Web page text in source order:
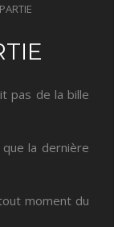
pas de la bille
la dernière
moment du